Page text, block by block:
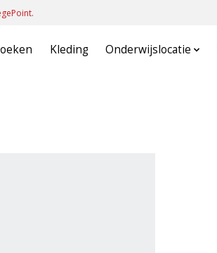
Kleding Onderwijslocatie